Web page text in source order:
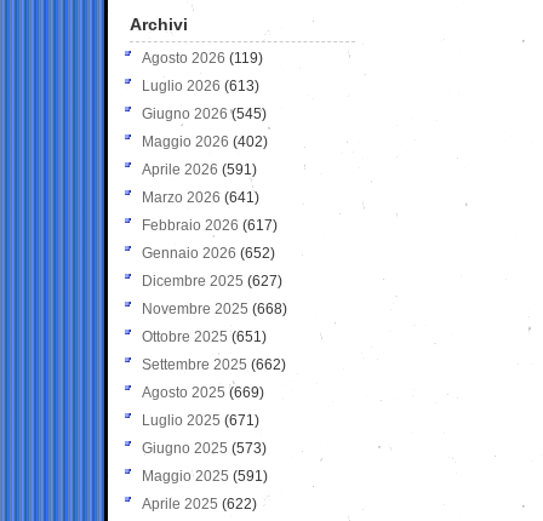
Archivi
Agosto 2026 (119)
Luglio 2026 (613)
Giugno 2026 (545)
Maggio 2026 (402)
Aprile 2026 (591)
Marzo 2026 (641)
Febbraio 2026 (617)
Gennaio 2026 (652)
Dicembre 2025 (627)
Novembre 2025 (668)
Ottobre 2025 (651)
Settembre 2025 (662)
Agosto 2025 (669)
Luglio 2025 (671)
Giugno 2025 (573)
Maggio 2025 (591)
Aprile 2025 (622)